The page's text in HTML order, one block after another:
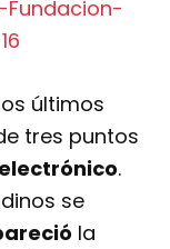
últimos
tres puntos
.
se
la